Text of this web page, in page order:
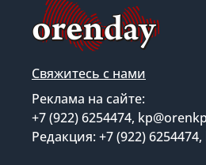
Свяжитесь с нами
Реклама на сайте:
+7 (922) 6254474,
Редакция: +7 (922)